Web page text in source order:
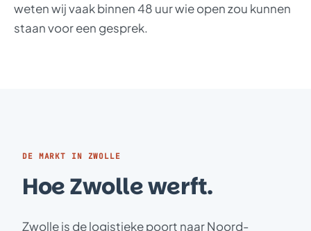
weten wij vaak binnen 48 uur wie open zou kunnen
staan voor een gesprek.
DE MARKT IN ZWOLLE
Hoe Zwolle werft.
Zwolle is de logistieke poort naar Noord-